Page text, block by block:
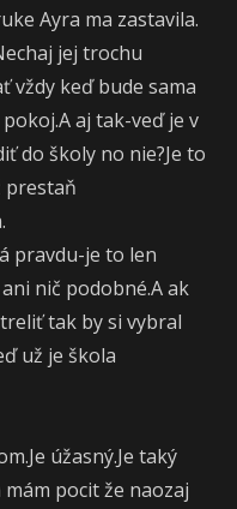
Ayra ma zastavila.
jej trochu
vždy keď bude sama
aj tak-veď je v
do školy no nie?Je to
prestaň
pravdu-je to len
nič podobné.A ak
tak by si vybral
už je škola
úžasný.Je taký
pocit že naozaj